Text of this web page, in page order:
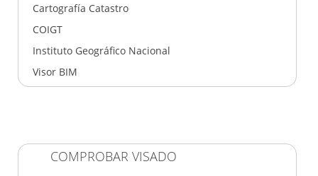
Cartografía Catastro
COIGT
Instituto Geográfico Nacional
Visor BIM
COMPROBAR VISADO